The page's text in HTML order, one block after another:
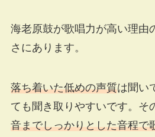
海老原鼓が歌唱力が高い理由
さにあります。
落ち着いた低めの声質は聞い
ても聞き取りやすいです。そ
音までしっかりとした音程で